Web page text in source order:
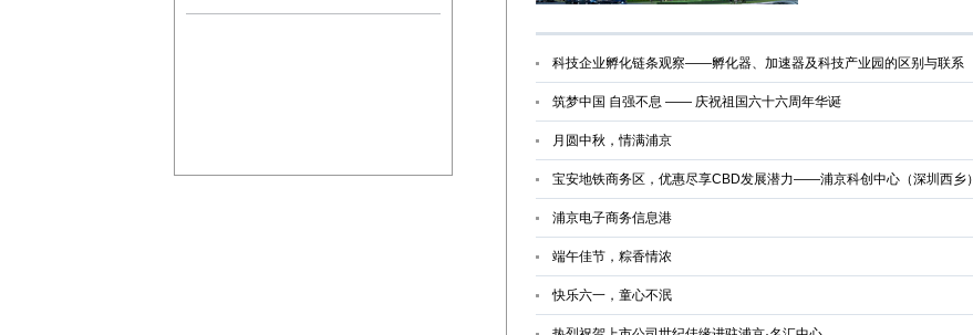
科技企业孵化链条观察——孵化器、加速器及科技产业园的区别与联系
筑梦中国 自强不息 —— 庆祝祖国六十六周年华诞
月圆中秋，情满浦京
宝安地铁商务区，优惠尽享CBD发展潜力——浦京科创中心（深圳西乡）
浦京电子商务信息港
端午佳节，粽香情浓
快乐六一，童心不泯